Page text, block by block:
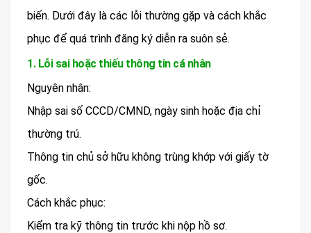
biến. Dưới đây là các lỗi thường gặp và cách khắc
phục để quá trình đăng ký diễn ra suôn sẻ.
1. Lỗi sai hoặc thiếu thông tin cá nhân
Nguyên nhân:
Nhập sai số CCCD/CMND, ngày sinh hoặc địa chỉ
thường trú.
Thông tin chủ sở hữu không trùng khớp với giấy tờ
gốc.
Cách khắc phục:
Kiểm tra kỹ thông tin trước khi nộp hồ sơ.